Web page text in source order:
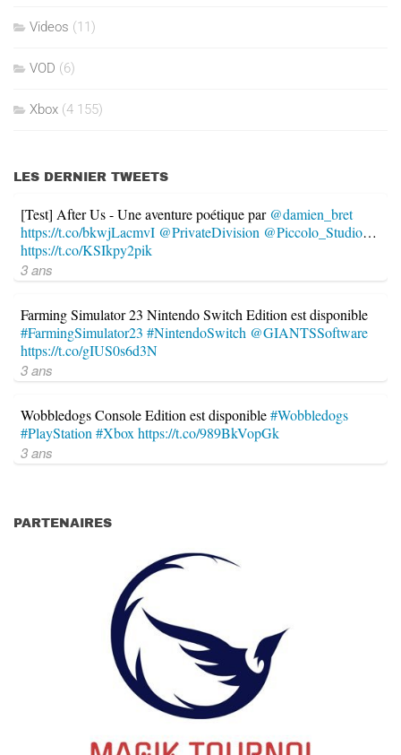
Videos (11)
VOD (6)
Xbox (4 155)
LES DERNIER TWEETS
[Test] After Us - Une aventure poétique par @damien_bret
https://t.co/bkwjLacmvI @PrivateDivision @Piccolo_Studio…
https://t.co/KSIkpy2pik
3 ans
Farming Simulator 23 Nintendo Switch Edition est disponible
#FarmingSimulator23 #NintendoSwitch @GIANTSSoftware
https://t.co/gIUS0s6d3N
3 ans
Wobbledogs Console Edition est disponible#Wobbledogs
#PlayStation#Xboxhttps://t.co/989BkVopGk
3 ans
PARTENAIRES